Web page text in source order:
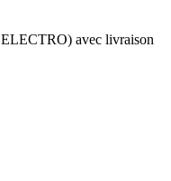
avec livraison